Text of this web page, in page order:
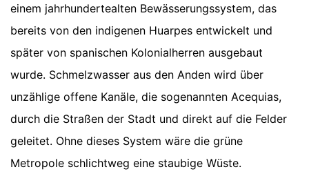
einem jahrhundertealten Bewässerungssystem, das
bereits von den indigenen Huarpes entwickelt und
später von spanischen Kolonialherren ausgebaut
wurde. Schmelzwasser aus den Anden wird über
unzählige offene Kanäle, die sogenannten Acequias,
durch die Straßen der Stadt und direkt auf die Felder
geleitet. Ohne dieses System wäre die grüne
Metropole schlichtweg eine staubige Wüste.